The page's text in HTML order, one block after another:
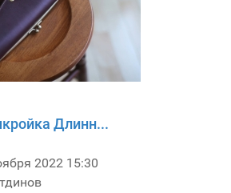
Длинн...
2022 15:30